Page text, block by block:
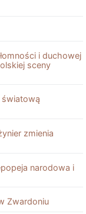
i duchowej
sceny
światową
zmienia
narodowa i
Zwardoniu